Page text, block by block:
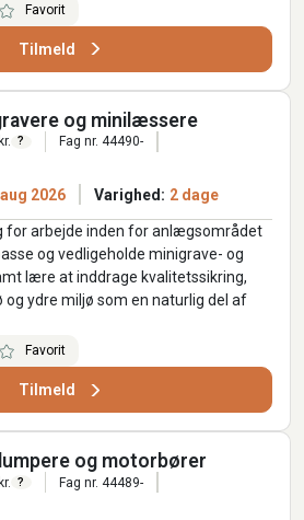
Favorit
Tilmeld
og minilæssere
?
Fag nr. 44490-
2026 Varighed: 2 dage
for arbejde inden for anlægsområdet
og vedligeholde minigrave- og
lære at inddrage kvalitetssikring,
og ydre miljø som en naturlig del af
Favorit
Tilmeld
og motorbører
?
Fag nr. 44489-